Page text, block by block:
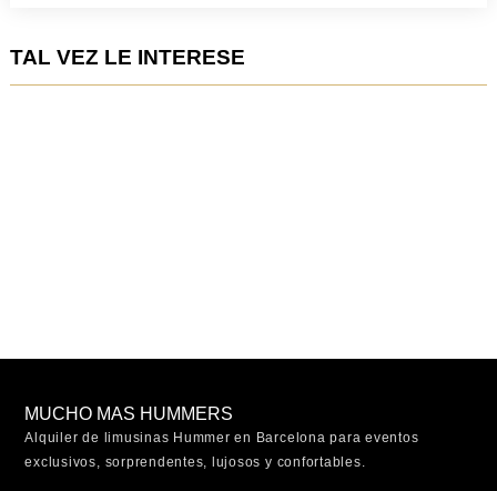
TAL VEZ LE INTERESE
MUCHO MAS HUMMERS
Alquiler de limusinas Hummer en Barcelona para eventos
exclusivos, sorprendentes, lujosos y confortables.